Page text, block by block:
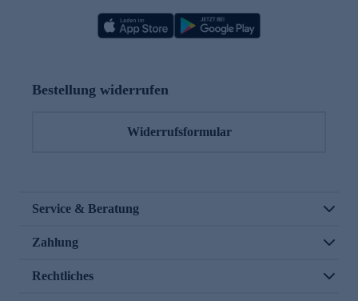
Bestellung widerrufen
Widerrufsformular
Service & Beratung
Zahlung
Rechtliches